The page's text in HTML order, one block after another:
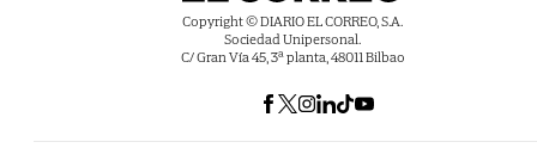
Copyright © DIARIO EL CORREO, S.A.
Sociedad Unipersonal.
C/ Gran Vía 45, 3ª planta, 48011 Bilbao